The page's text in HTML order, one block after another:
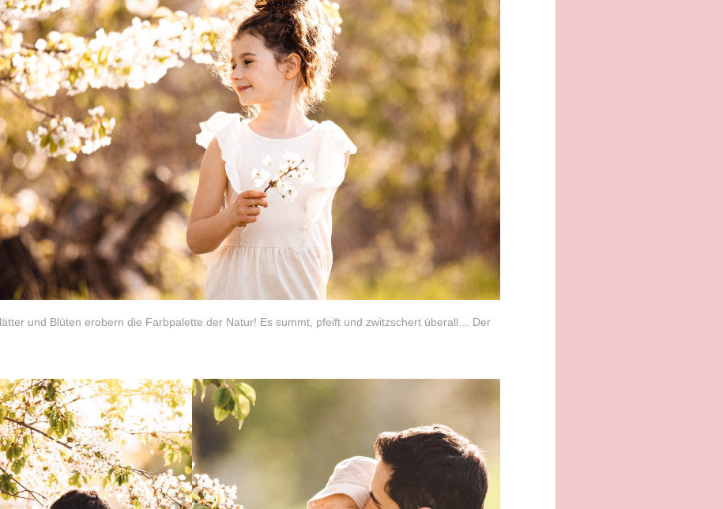
und Blüten erobern die Farbpalette der Natur! Es summt, pfeift und zwitzschert überall… Der